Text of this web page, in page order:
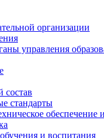
организации
управления
состав
стандарты
обеспечение
и воспитания